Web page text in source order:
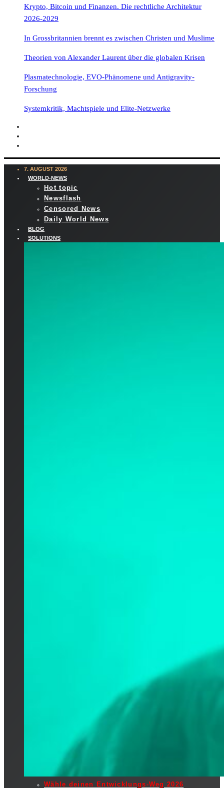
Krypto, Bitcoin und Finanzen. Die rechtliche Architektur
2026-2029
In Grossbritannien brennt es zwischen Christen und Muslime
Theorien von Alexander Laurent über die globalen Krisen
Plasmatechnologie, EVO-Phänomene und Antigravity-
Forschung
Systemkritik, Machtspiele und Elite-Netzwerke
7. AUGUST 2026
WORLD-NEWS
Hot topic
Newsflash
Censored News
Daily World News
BLOG
SOLUTIONS
Wähle deinen Entwicklungs-Weg 2026